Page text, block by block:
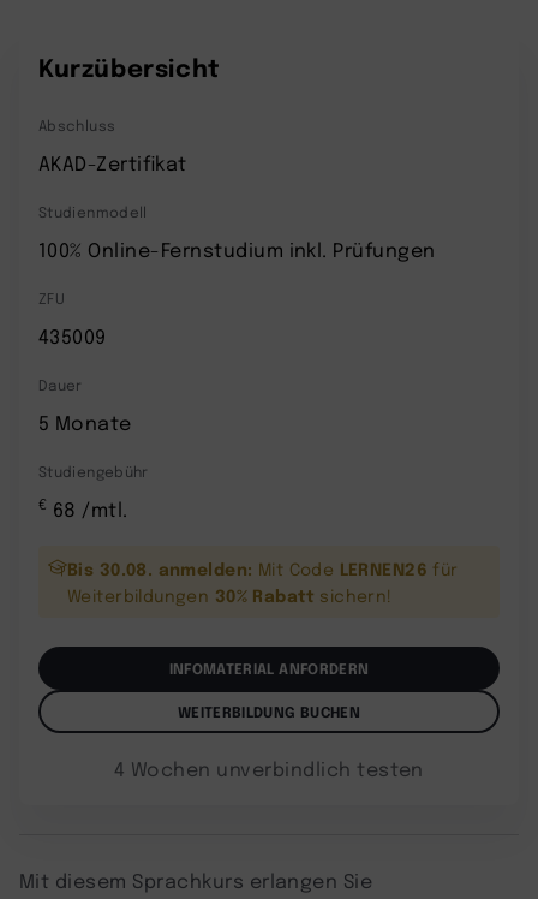
Kurzübersicht
Abschluss
AKAD-Zertifikat
Studienmodell
100% Online-Fernstudium inkl. Prüfungen
ZFU
435009
Dauer
5 Monate
Studiengebühr
€ 68 /mtl.
Bis 30.08. anmelden: Mit Code LERNEN26 für
Weiterbildungen 30% Rabatt sichern!
INFOMATERIAL ANFORDERN
WEITERBILDUNG BUCHEN
4 Wochen unverbindlich testen
Mit diesem Sprachkurs erlangen Sie